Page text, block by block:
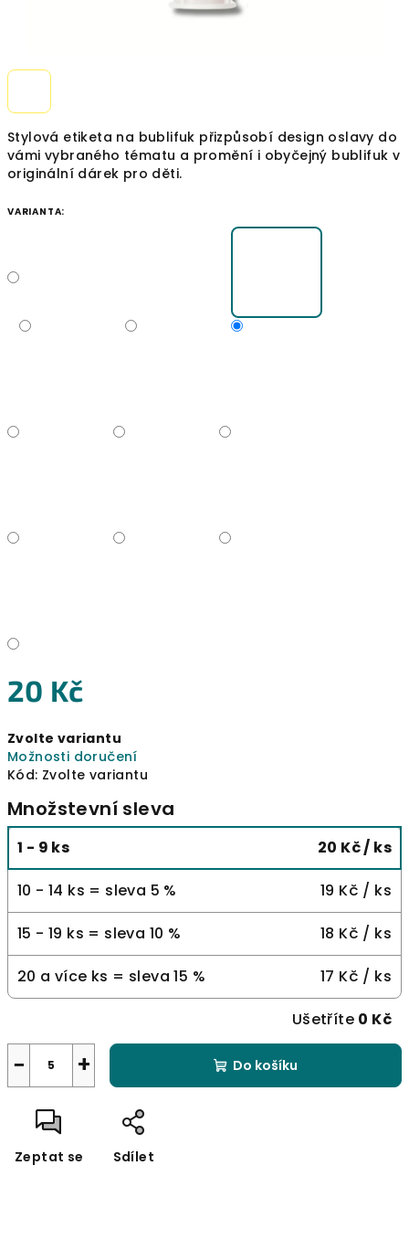
Stylová etiketa na bublifuk přizpůsobí design oslavy do
vámi vybraného tématu a promění i obyčejný bublifuk v
originální dárek pro děti.
VARIANTA:
20 Kč
cena:
Zvolte variantu
Možnosti doručení
Kód: Zvolte variantu
Množstevní sleva
1 - 9 ks 20 Kč/ ks
10 - 14 ks = sleva 5 % 19 Kč / ks
15 - 19 ks = sleva 10 % 18 Kč / ks
20 a více ks = sleva 15 % 17 Kč / ks
Ušetříte 0 Kč
+
− Do košíku
Zeptat se Sdílet